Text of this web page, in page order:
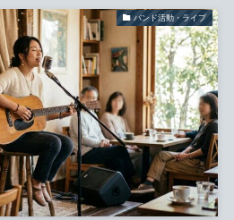
バンド活動・ライブ